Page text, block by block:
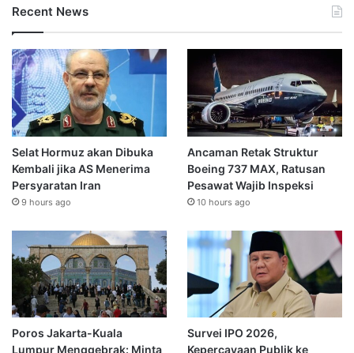
Recent News
Selat Hormuz akan Dibuka
Kembali jika AS Menerima
Persyaratan Iran
9 hours ago
Ancaman Retak Struktur
Boeing 737 MAX, Ratusan
Pesawat Wajib Inspeksi
10 hours ago
Poros Jakarta-Kuala
Lumpur Menggebrak: Minta
Survei IPO 2026,
Kepercayaan Publik ke